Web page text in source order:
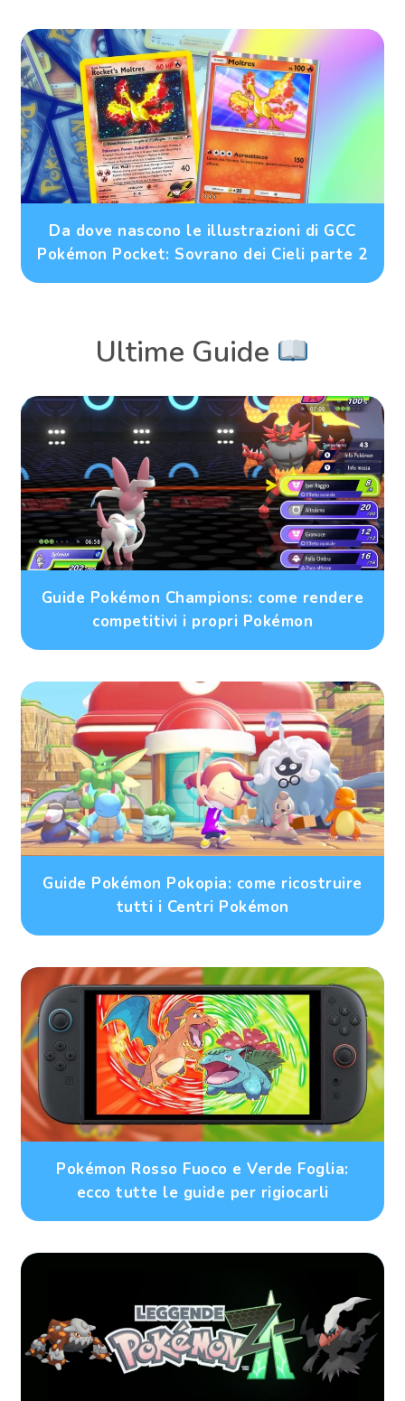
Da dove nascono le illustrazioni di GCC
Pokémon Pocket: Sovrano dei Cieli parte 2
Ultime Guide
Guide Pokémon Champions: come rendere
competitivi i propri Pokémon
Guide Pokémon Pokopia: come ricostruire
tutti i Centri Pokémon
Pokémon Rosso Fuoco e Verde Foglia:
ecco tutte le guide per rigiocarli